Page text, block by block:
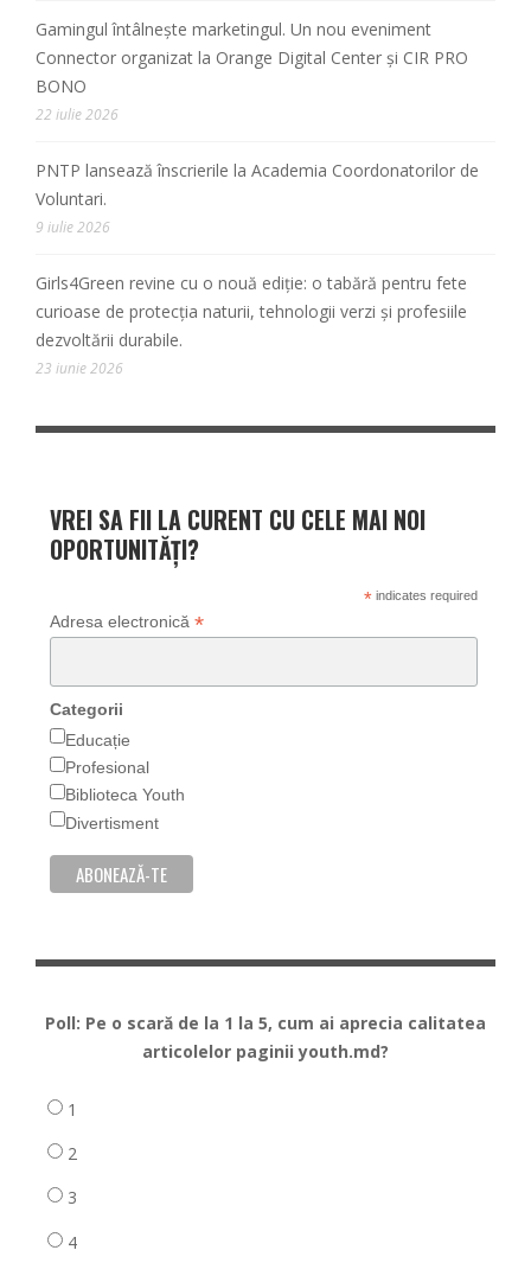
Gamingul întâlnește marketingul. Un nou eveniment
Connector organizat la Orange Digital Center și CIR PRO
BONO
22 iulie 2026
PNTP lansează înscrierile la Academia Coordonatorilor de
Voluntari.
9 iulie 2026
Girls4Green revine cu o nouă ediție: o tabără pentru fete
curioase de protecția naturii, tehnologii verzi și profesiile
dezvoltării durabile.
23 iunie 2026
VREI SA FII LA CURENT CU CELE MAI NOI
OPORTUNITĂȚI?
*indicates required
Adresa electronică *
Categorii
Educație
Profesional
Biblioteca Youth
Divertisment
Poll: Pe o scară de la 1 la 5, cum ai aprecia calitatea
articolelor paginii youth.md?
1
2
3
4